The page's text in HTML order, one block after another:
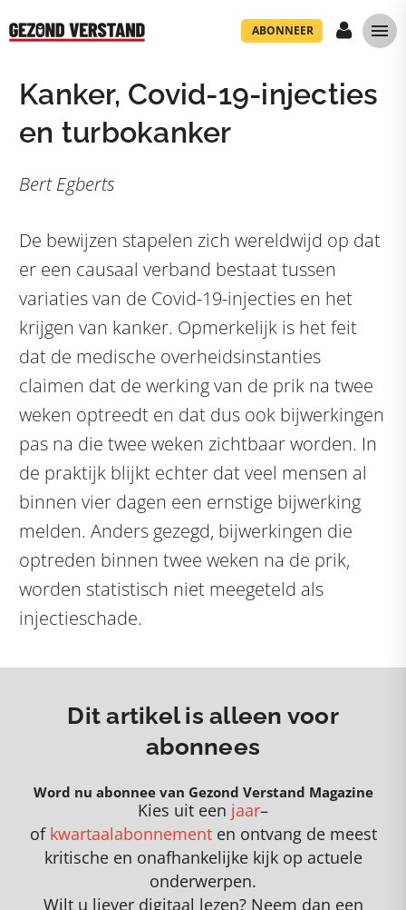
ABONNEER
Kanker, Covid-19-injecties
en turbokanker
Bert Egberts
De bewijzen stapelen zich wereldwijd op dat
er een causaal verband bestaat tussen
variaties van de Covid-19-injecties en het
krijgen van kanker. Opmerkelijk is het feit
dat de medische overheidsinstanties
claimen dat de werking van de prik na twee
weken optreedt en dat dus ook bijwerkingen
pas na die twee weken zichtbaar worden. In
de praktijk blijkt echter dat veel mensen al
binnen vier dagen een ernstige bijwerking
melden. Anders gezegd, bijwerkingen die
optreden binnen twee weken na de prik,
worden statistisch niet meegeteld als
injectieschade.
Dit artikel is alleen voor
abonnees
Word nu abonnee van Gezond Verstand Magazine
Kies uit een jaar–
of kwartaalabonnementen ontvang de meest
kritische en onafhankelijke kijk op actuele
onderwerpen.
Wilt u liever digitaal lezen? Neem dan een